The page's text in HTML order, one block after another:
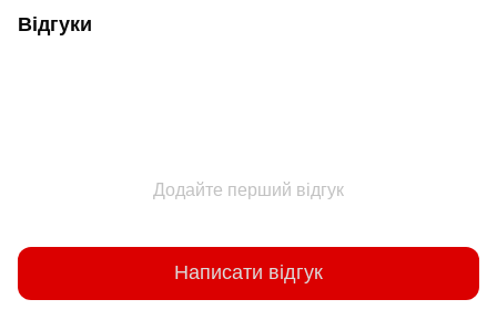
Відгуки
Додайте перший відгук
Написати відгук